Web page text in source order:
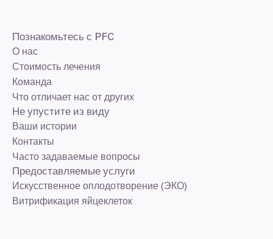
Познакомьтесь с PFC
О нас
Что отличает нас от других
Команда
Стоимость лечения
Предоставляемые услуги
Искусственное оплодотворение (ЭКО)
Витрификация яйцеклеток
Не упустите из виду
Ваши истории
Часто задаваемые вопросы
Контакты